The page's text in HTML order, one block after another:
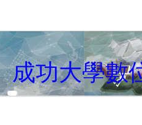
成功大學數